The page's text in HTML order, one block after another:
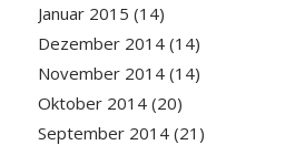
Januar 2015 (14)
Dezember 2014(14)
November 2014(14)
Oktober 2014(20)
September 2014(21)